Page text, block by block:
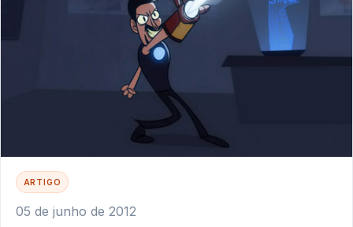
ARTIGO
05 de junho de 2012